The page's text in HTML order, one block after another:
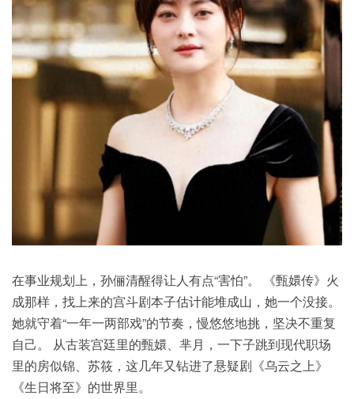
在事业规划上，孙俪清醒得让人有点“害怕”。 《甄嬛传》火
成那样，找上来的宫斗剧本子估计能堆成山，她一个没接。
她就守着“一年一两部戏”的节奏，慢悠悠地挑，坚决不重复
自己。 从古装宫廷里的甄嬛、芈月，一下子跳到现代职场
里的房似锦、苏筱，这几年又钻进了悬疑剧《乌云之上》
《生日将至》的世界里。